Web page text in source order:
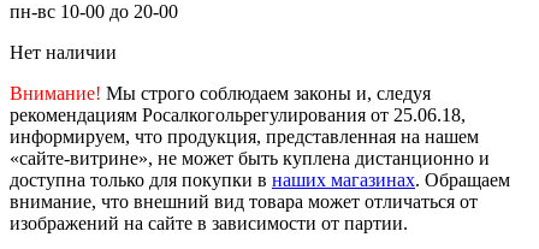
пн-вс 10-00 до 20-00
Нет наличии
Внимание! Мы строго соблюдаем законы и, следуя
рекомендациям Росалкогольрегулирования от 25.06.18,
информируем, что продукция, представленная на нашем
«сайте-витрине», не может быть куплена дистанционно и
доступна только для покупки в наших магазинах. Обращаем
внимание, что внешний вид товара может отличаться от
изображений на сайте в зависимости от партии.